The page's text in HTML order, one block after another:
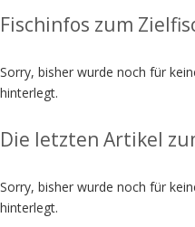
Fischinfos zum
Sorry, bisher wurde noch für
hinterlegt.
Die letzten Artikel
Sorry, bisher wurde noch für
hinterlegt.